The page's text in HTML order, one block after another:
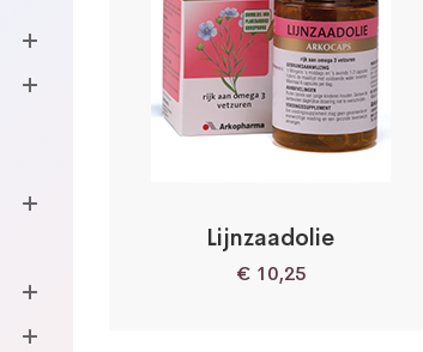
Lijnzaadolie
€ 10,25